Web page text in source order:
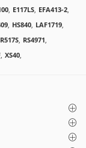
, E117LS, EFA413-2,
, HS840, LAF1719,
R517S, RS4971,
, XS40,